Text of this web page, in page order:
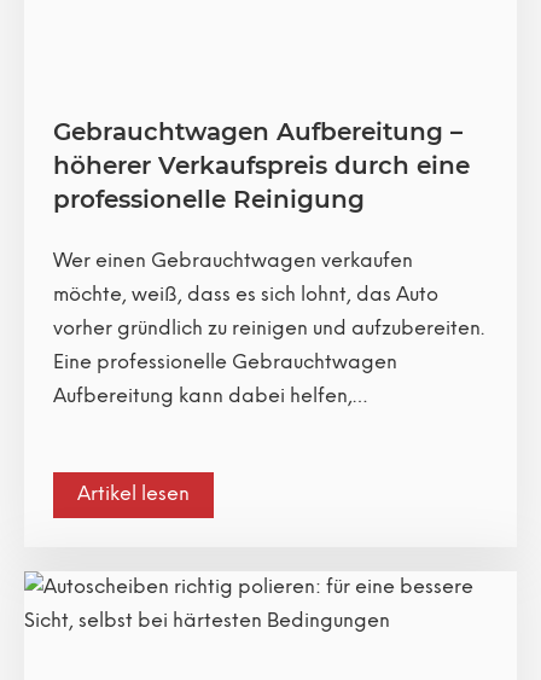
Gebrauchtwagen Aufbereitung –
höherer Verkaufspreis durch eine
professionelle Reinigung
Wer einen Gebrauchtwagen verkaufen
möchte, weiß, dass es sich lohnt, das Auto
vorher gründlich zu reinigen und aufzubereiten.
Eine professionelle Gebrauchtwagen
Aufbereitung kann dabei helfen,…
Artikel lesen